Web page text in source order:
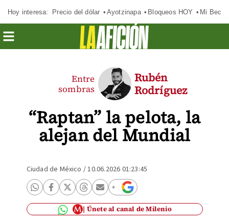
Hoy interesa: Precio del dólar Ayotzinapa Bloqueos HOY Mi Beca
“Raptan” la pelota, la
alejan del Mundial
Entre
sombras
Rubén
Rodríguez
Ciudad de México /10.06.2026 01:23:45
Únete al canal de Milenio